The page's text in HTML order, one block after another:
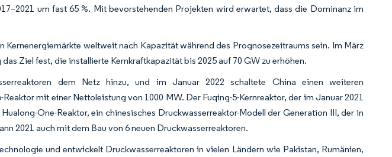
um fast 65 %. Mit bevorstehenden Projekten wird erwartet, dass die Dominanz im
weltweit nach Kapazität während des Prognosezeitraums sein. Im März
Ziel fest, die installierte Kernkraftkapazität bis 2025 auf 70 GW zu erhöhen.
dem Netz hinzu, und im Januar 2022 schaltete China einen weiteren
mit einer Nettoleistung von 1000 MW. Der Fuqing-5-Kernreaktor, der im Januar 2021
One-Reaktor, ein chinesisches Druckwasserreaktor-Modell der Generation III, der in
2021 auch mit dem Bau von 6 neuen Druckwasserreaktoren.
und entwickelt Druckwasserreaktoren in vielen Ländern wie Pakistan, Rumänien,